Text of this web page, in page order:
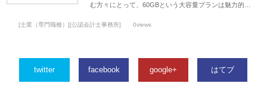
む方々にとって、60GBという大容量プランは魅力的…
[士業（専門職種）][公認会計士事務所] 0views
twitter facebook google+ はてブ